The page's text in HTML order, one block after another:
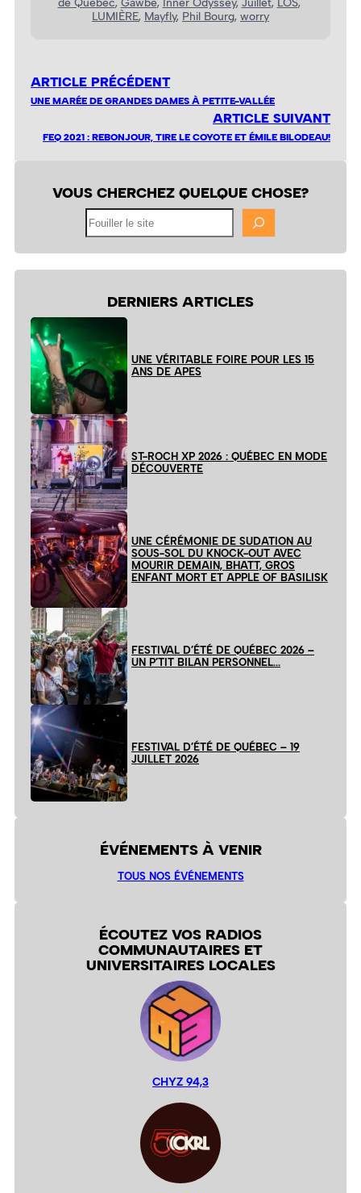
LUMIÈRE, Mayfly, Phil Bourg, worry
ARTICLE PRÉCÉDENT
UNE MARÉE DE GRANDES DAMES À PETITE-VALLÉE
ARTICLE SUIVANT
FEQ 2021 : REBONJOUR, TIRE LE COYOTE ET ÉMILE BILODEAU!
VOUS CHERCHEZ QUELQUE CHOSE?
DERNIERS ARTICLES
UNE VÉRITABLE FOIRE POUR LES 15
ANS DE APES
ST-ROCH XP 2026 : QUÉBEC EN MODE
DÉCOUVERTE
UNE CÉRÉMONIE DE SUDATION AU
SOUS-SOL DU KNOCK-OUT AVEC
MOURIR DEMAIN, BHATT, GROS
ENFANT MORT ET APPLE OF BASILISK
FESTIVAL D’ÉTÉ DE QUÉBEC 2026 –
UN P’TIT BILAN PERSONNEL…
FESTIVAL D’ÉTÉ DE QUÉBEC – 19
JUILLET 2026
ÉVÉNEMENTS À VENIR
TOUS NOS ÉVÉNEMENTS
ÉCOUTEZ VOS RADIOS
COMMUNAUTAIRES ET
UNIVERSITAIRES LOCALES
CHYZ 94,3